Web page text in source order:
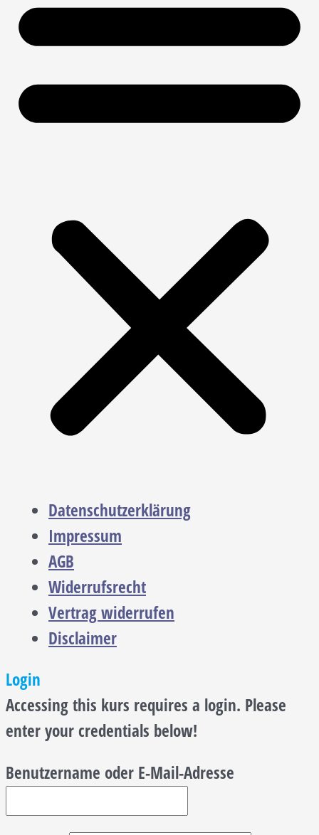
Datenschutzerklärung
Impressum
AGB
Widerrufsrecht
Vertrag widerrufen
Disclaimer
Login
Accessing this kurs requires a login. Please
enter your credentials below!
Benutzername oder E-Mail-Adresse